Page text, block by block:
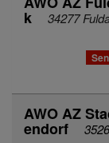
k 34277
AWO AZ
endorf